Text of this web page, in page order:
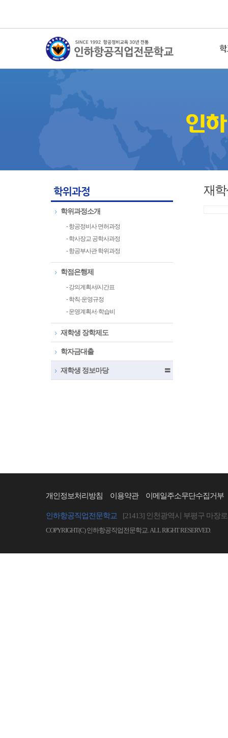
학
학위과정
학위과정소개
- 항공정비사 면허과정
- 학사장교 공학사과정
- 항공부사관 학위과정
학점은행제
- 강의계획서/시간표
- 학칙·운영규정
- 운영계획서·학습비
재학생 장학제도
학자금대출
재학생 정보마당 〓
재
개인정보처리방침 이용약관 이메일주소무단수집거부
인하항공직업전문학교 [21413] 인천광역시 부평구 마장
COPYRIGHT(C) 인하항공직업전문학교. ALL RIGHT RESERVED.